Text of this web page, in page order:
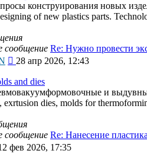
сообщению
конструирования новых
of new plastics parts.
сообщение Re: Нужно провести
Перейти
последнему
сообщению
28 апр 2026, 12:43
and dies
и
dies, molds for
сообщение Re: Нанесение
фев 2026, 17:35